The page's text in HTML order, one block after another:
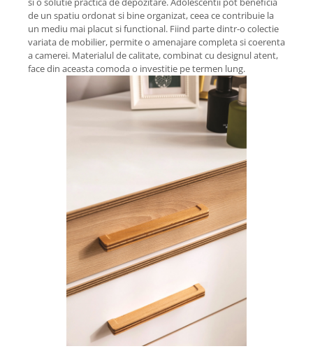
de un spatiu ordonat si bine organizat, ceea ce contribuie la
un mediu mai placut si functional. Fiind parte dintr-o colectie
variata de mobilier, permite o amenajare completa si coerenta
a camerei. Materialul de calitate, combinat cu designul atent,
face din aceasta comoda o investitie pe termen lung.